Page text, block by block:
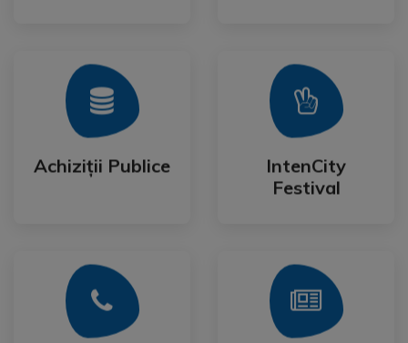
Achiziții Publice
Achiziții Publice
Mai Mult
IntenCity
Festival
IntenCity
Festival
Mai Mult
Mai Mult Mai Mult